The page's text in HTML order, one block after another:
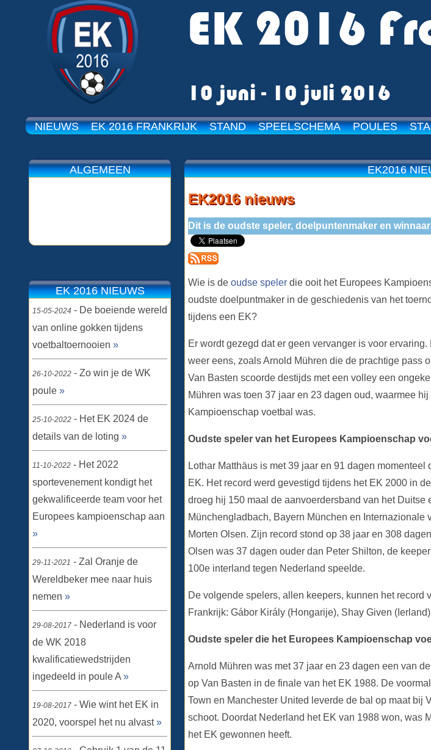
EK2016
EK2016 nieuws
Dit is de oudste speler, doelpuntenmaker en
Wie is de oudse speler die ooit het Europees
oudste doelpuntmaker in de geschiedenis van het
tijdens een EK?
Er wordt gezegd dat er geen vervanger is voor
weer eens, zoals Arnold Mühren die de prachtige pass
Van Basten scoorde destijds met een volley een
Mühren was toen 37 jaar en 23 dagen oud, waarmee
Kampioenschap voetbal was.
Oudste speler van het Europees Kampioenschap
Lothar Matthäus is met 39 jaar en 91 dagen
EK. Het record werd gevestigd tijdens het EK 2000 in
droeg hij 150 maal de aanvoerdersband van het
Münchengladbach, Bayern München en Internazionale
Morten Olsen. Zijn record stond op 38 jaar en 308
Olsen was 37 dagen ouder dan Peter Shilton, de
100e interland tegen Nederland speelde.
De volgende spelers, allen keepers, kunnen het record
Frankrijk: Gábor Király (Hongarije), Shay Given
Oudste speler die het Europees Kampioenschap
Arnold Mühren was met 37 jaar en 23 dagen een van
op Van Basten in de finale van het EK 1988. De
Town en Manchester United leverde de bal op maat bij
schoot. Doordat Nederland het EK van 1988 won, was
het EK gewonnen heeft.
ALGEMEEN
EK 2016 NIEUWS
15-05-2024 - De boeiende wereld
van online gokken tijdens
voetbaltoernooien »
26-10-2022 - Zo win je de WK
poule »
25-10-2022 - Het EK 2024 de
details van de loting »
11-10-2022 - Het 2022
sportevenement kondigt het
gekwalificeerde team voor het
Europees kampioenschap aan
»
29-11-2021 - Zal Oranje de
Wereldbeker mee naar huis
nemen »
29-08-2017 - Nederland is voor
de WK 2018
kwalificatiewedstrijden
ingedeeld in poule A »
19-08-2017 - Wie wint het EK in
2020, voorspel het nu alvast»
NIEUWS EK 2016 FRANKRIJK STAND SPEELSCHEMA POULES